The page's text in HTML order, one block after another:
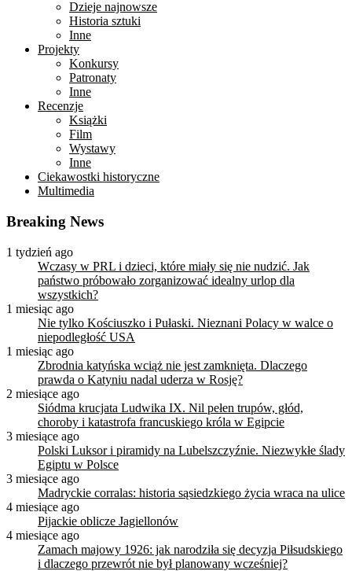
Dzieje najnowsze
Historia sztuki
Inne
Projekty
Konkursy
Patronaty
Inne
Recenzje
Książki
Film
Wystawy
Inne
Ciekawostki historyczne
Multimedia
Breaking News
1 tydzień ago
Wczasy w PRL i dzieci, które miały się nie nudzić. Jak
państwo próbowało zorganizować idealny urlop dla
wszystkich?
1 miesiąc ago
Nie tylko Kościuszko i Pułaski. Nieznani Polacy w walce o
niepodległość USA
1 miesiąc ago
Zbrodnia katyńska wciąż nie jest zamknięta. Dlaczego
prawda o Katyniu nadal uderza w Rosję?
2 miesiące ago
Siódma krucjata Ludwika IX. Nil pełen trupów, głód,
choroby i katastrofa francuskiego króla w Egipcie
3 miesiące ago
Polski Luksor i piramidy na Lubelszczyźnie. Niezwykłe ślady
Egiptu w Polsce
3 miesiące ago
Madryckie corralas: historia sąsiedzkiego życia wraca na ulice
4 miesiące ago
Pijackie oblicze Jagiellonów
4 miesiące ago
Zamach majowy 1926: jak narodziła się decyzja Piłsudskiego
i dlaczego przewrót nie był planowany wcześniej?